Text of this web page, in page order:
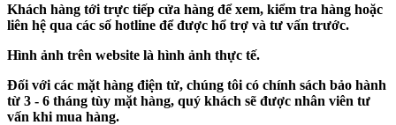
Khách hàng tới trực tiếp cửa hàng để xem, kiểm tra hàng hoặc
liên hệ qua các số hotline để được hổ trợ và tư vấn trước.
Hình ảnh trên website là hình ảnh thực tế.
Đối với các mặt hàng điện tử, chúng tôi có chính sách bảo hành
từ 3 - 6 tháng tùy mặt hàng, quý khách sẽ được nhân viên tư
vấn khi mua hàng.